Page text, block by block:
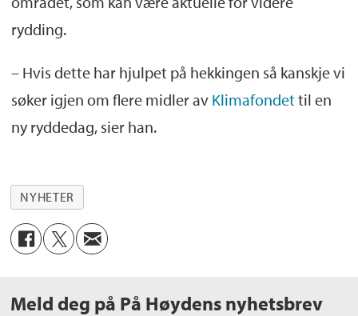
rydding.
– Hvis dette har hjulpet på hekkingen så kanskje vi
søker igjen om flere midler av Klimafondettil en
ny ryddedag, sier han.
NYHETER
Meld deg på På Høydens nyhetsbrev